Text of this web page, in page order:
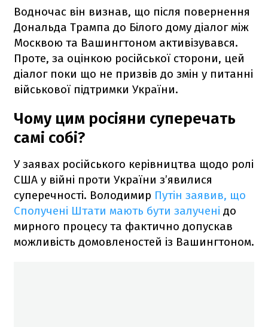
Водночас він визнав, що після повернення
Дональда Трампа до Білого дому діалог між
Москвою та Вашингтоном активізувався.
Проте, за оцінкою російської сторони, цей
діалог поки що не призвів до змін у питанні
військової підтримки України.
Чому цим росіяни суперечать
самі собі?
У заявах російського керівництва щодо ролі
США у війні проти України з’явилися
суперечності. Володимир Путін заявив, що
Сполучені Штати мають бути залучені до
мирного процесу та фактично допускав
можливість домовленостей із Вашингтоном.